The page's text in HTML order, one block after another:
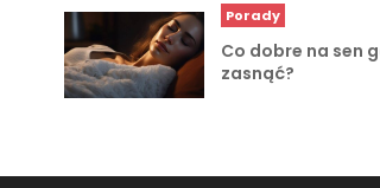
Porady
Co dobre na sen
zasnąć?